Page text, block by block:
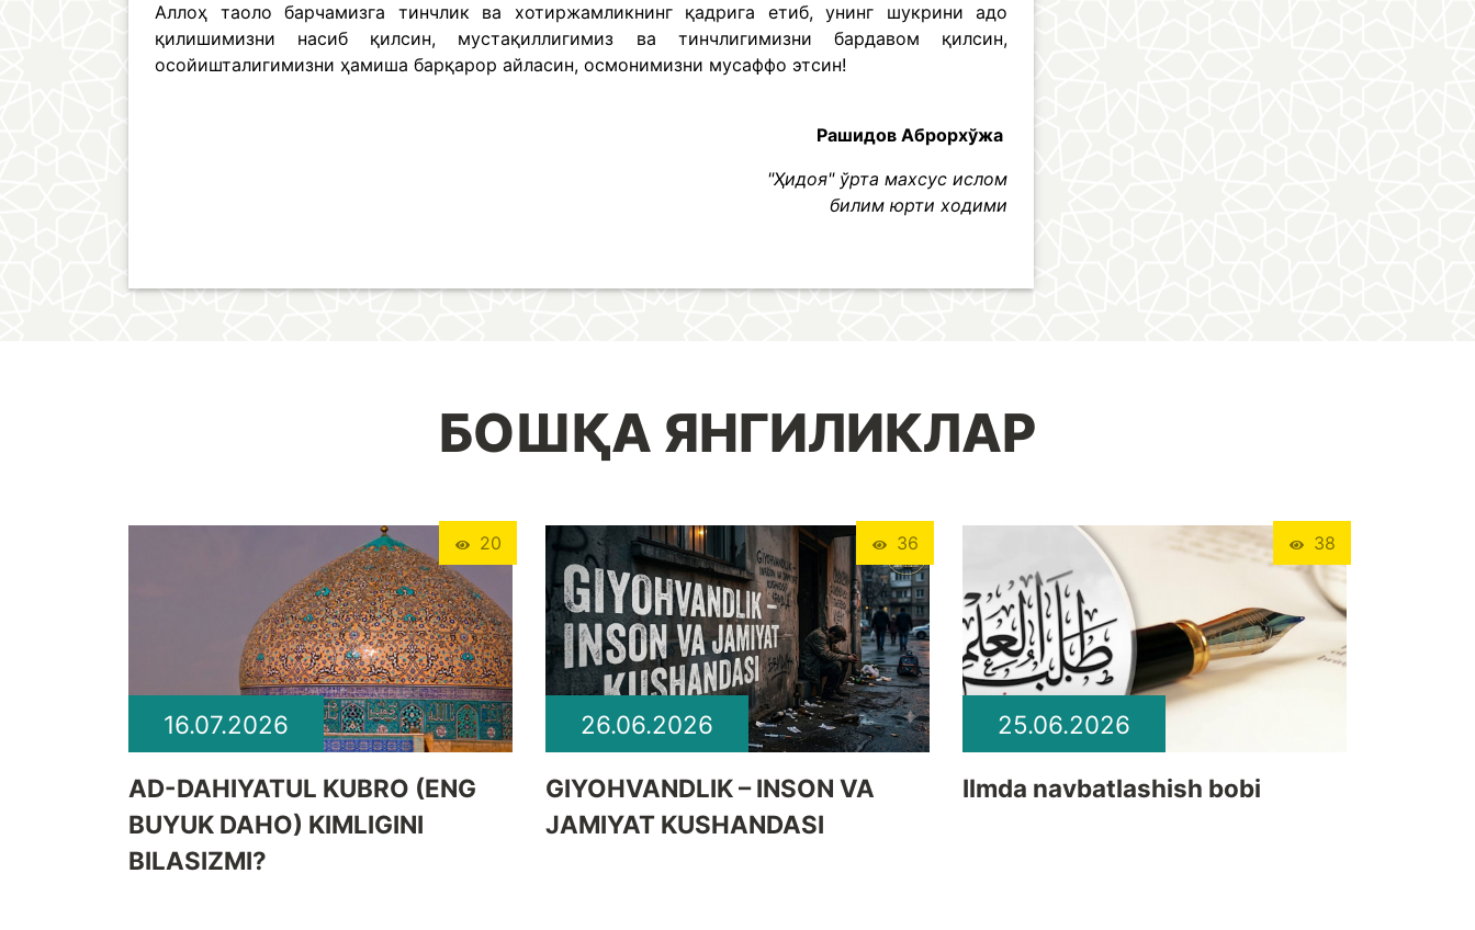
Аллоҳ таоло барчамизга тинчлик ва хотиржамликнинг қадрига етиб, унинг шукрини адо
қилишимизни насиб қилсин, мустақиллигимиз ва тинчлигимизни бардавом қилсин,
осойишталигимизни ҳамиша барқарор айласин, осмонимизни мусаффо этсин!
Рашидов Аброрхўжа
"Ҳидоя" ўрта махсус ислом
билим юрти ходими
БОШҚА ЯНГИЛИКЛАР
20
16.07.2026
​AD-DAHIYATUL KUBRO (ENG
BUYUK DAHO) KIMLIGINI
BILASIZMI?
36
26.06.2026
GIYOHVANDLIK – INSON VA
JAMIYAT KUSHANDASI
38
25.06.2026
Ilmda navbatlashish bobi